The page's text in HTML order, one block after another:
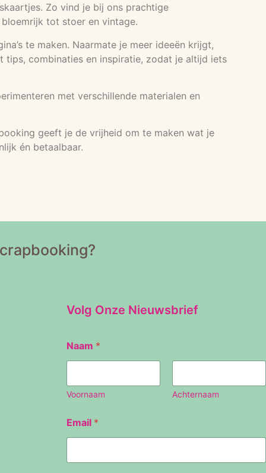
Zo vind je bij ons prachtige
tot stoer en vintage.
te maken. Naarmate je meer ideeën krijgt,
tips, combinaties en inspiratie, zodat je altijd iets
met verschillende materialen en
geeft je de vrijheid om te maken wat je
én betaalbaar.
Volg Onze Nieuwsbrief
a
a
E
m
i
l
Naam *
Voornaam Achternaam
Email *